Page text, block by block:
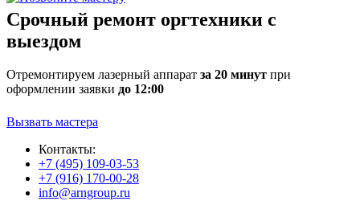
Срочный ремонт оргтехники с
выездом
Отремонтируем лазерный аппарат за 20 минут при
оформлении заявки до 12:00
Вызвать мастера
Контакты:
+7 (495) 109-03-53
+7 (916) 170-00-28
info@arngroup.ru